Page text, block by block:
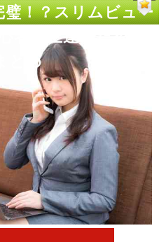
！？スリムビュー
者が上達のために
とめ